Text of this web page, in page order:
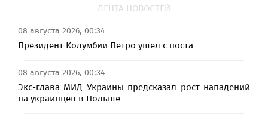
ЛЕНТА НОВОСТЕЙ
08 августа 2026, 00:34
Президент Колумбии Петро ушёл с поста
08 августа 2026, 00:34
Экс-глава МИД Украины предсказал рост нападений
на украинцев в Польше